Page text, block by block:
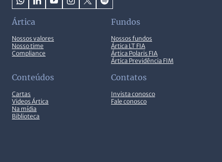
Ártica
Nossos valores
Nosso time
Compliance
Fundos
Nossos fundos
Ártica LT FIA
Ártica Polaris FIA
Ártica Previdência FIM
Conteúdos
Cartas
Videos Ártica
Na mídia
Biblioteca
Contatos
Invista conosco
Fale conosco